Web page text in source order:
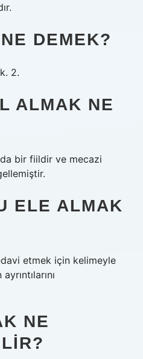
DEMEK?
2.
ALMAK NE
bir fiildir ve mecazi
ELE ALMAK
etmek için kelimeyle
NE